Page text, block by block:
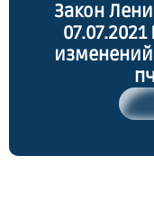
Закон
07.07.2021 № 92-